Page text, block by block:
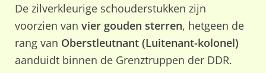
De zilverkleurige schouderstukken zijn
voorzien vanvier gouden sterren, hetgeen de
rang van Oberstleutnant (Luitenant-kolonel)
aanduidt binnen de Grenztruppen der DDR.